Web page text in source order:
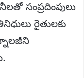
సంప్రదింపులు
రైతులకు